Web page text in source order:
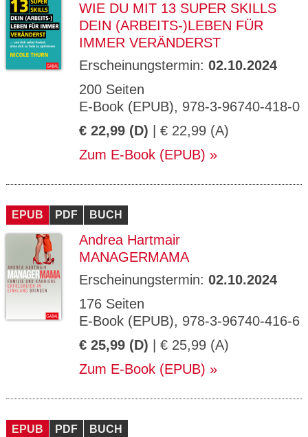
WIE DU MIT 13 SUPER SKILLS
DEIN (ARBEITS-)LEBEN FÜR
IMMER VERÄNDERST
Erscheinungstermin: 02.10.2024
200 Seiten
E-Book (EPUB), 978-3-96740-418-0
€ 22,99 (D) | € 22,99 (A)
Zum E-Book (EPUB)
EPUB PDF BUCH
Andrea Hartmair
MANAGERMAMA
Erscheinungstermin: 02.10.2024
176 Seiten
E-Book (EPUB), 978-3-96740-416-6
€ 25,99 (D) | € 25,99 (A)
Zum E-Book (EPUB)
EPUB PDF BUCH